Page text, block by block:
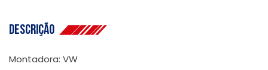
Descrição
Montadora: VW